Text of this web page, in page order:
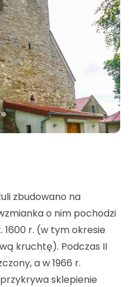
zbudowano na
o nim pochodzi
1600 r. (w tym okresie
kruchtę). Podczas II
a w 1966 r.
sklepienie